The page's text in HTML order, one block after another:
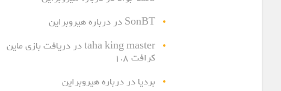
SonBT در درباره هیروبراین
taha king master در دریافت بازی ماین
کرافت ۱.۸
بردیا در درباره هیروبراین